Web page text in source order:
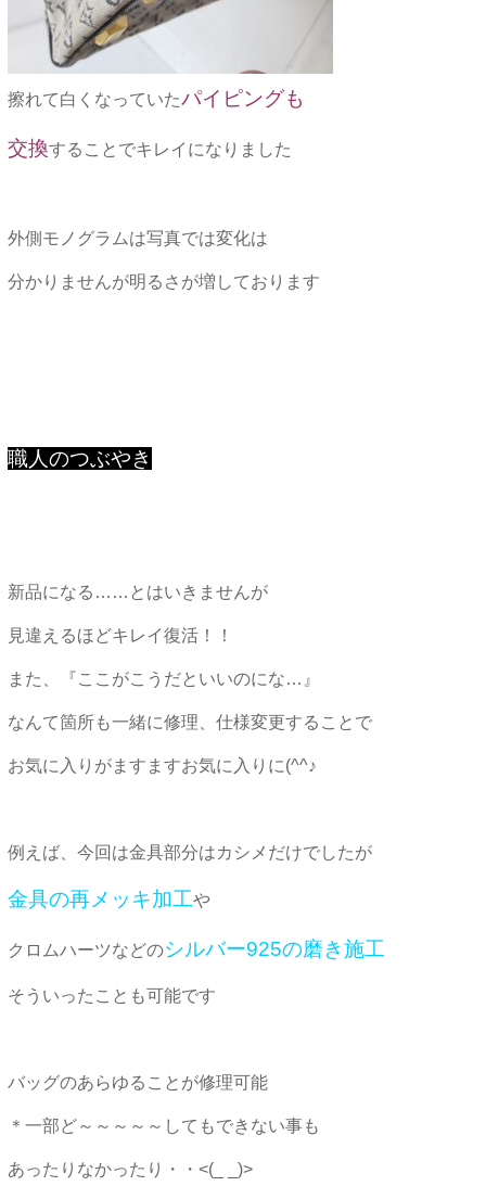
擦れて白くなっていたパイピングも
交換することでキレイになりました
外側モノグラムは写真では変化は
分かりませんが明るさが増しております
職人のつぶやき
新品になる……とはいきませんが
見違えるほどキレイ復活！！
また、『ここがこうだといいのにな…』
なんて箇所も一緒に修理、仕様変更することで
お気に入りがますますお気に入りに(^^♪
例えば、今回は金具部分はカシメだけでしたが
金具の再メッキ加工や
クロムハーツなどのシルバー925の磨き施工
そういったことも可能です
バッグのあらゆることが修理可能
＊一部ど～～～～～してもできない事も
あったりなかったり・・<(_ _)>